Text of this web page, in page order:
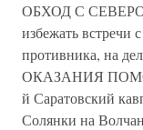
ОБХОД С
избежать встречи
противника, на
ОКАЗАНИЯ
й Саратовский
Солянки на